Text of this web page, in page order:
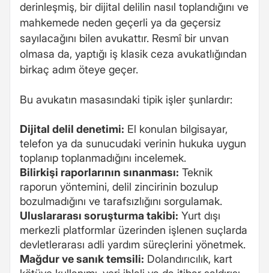
derinleşmiş, bir dijital delilin nasıl toplandığını ve
mahkemede neden geçerli ya da geçersiz
sayılacağını bilen avukattır. Resmî bir unvan
olmasa da, yaptığı iş klasik ceza avukatlığından
birkaç adım öteye geçer.
Bu avukatın masasındaki tipik işler şunlardır:
Dijital delil denetimi: El konulan bilgisayar,
telefon ya da sunucudaki verinin hukuka uygun
toplanıp toplanmadığını incelemek.
Bilirkişi raporlarının sınanması: Teknik
raporun yöntemini, delil zincirinin bozulup
bozulmadığını ve tarafsızlığını sorgulamak.
Uluslararası soruşturma takibi: Yurt dışı
merkezli platformlar üzerinden işlenen suçlarda
devletlerarası adli yardım süreçlerini yönetmek.
Mağdur ve sanık temsili: Dolandırıcılık, kart